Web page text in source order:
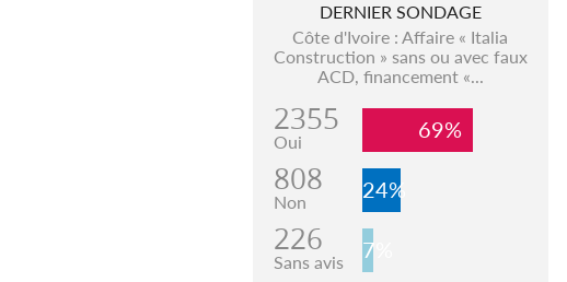
DERNIER SONDAGE
Côte d'Ivoire : Affaire « Italia
Construction » sans ou avec faux
ACD, financement «...
2355
Oui 69%
808
Non 24%
226
Sans avis 7%